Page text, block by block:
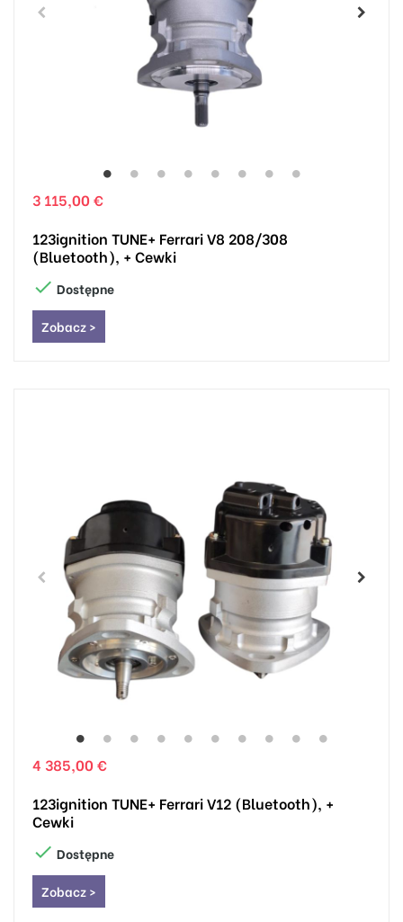
3 115,00 €
123ignition TUNE+ Ferrari V8 208/308
(Bluetooth), + Cewki
 Dostępne
Zobacz >
4 385,00 €
123ignition TUNE+ Ferrari V12 (Bluetooth), +
Cewki
 Dostępne
Zobacz >